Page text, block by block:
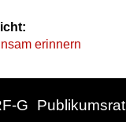
erinnern
G Publikumsrat